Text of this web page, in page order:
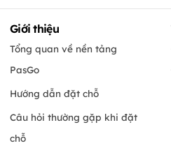
Giới thiệu
Tổng quan về nền tảng
PasGo
Hướng dẫn đặt chỗ
Câu hỏi thường gặp khi đặt
chỗ